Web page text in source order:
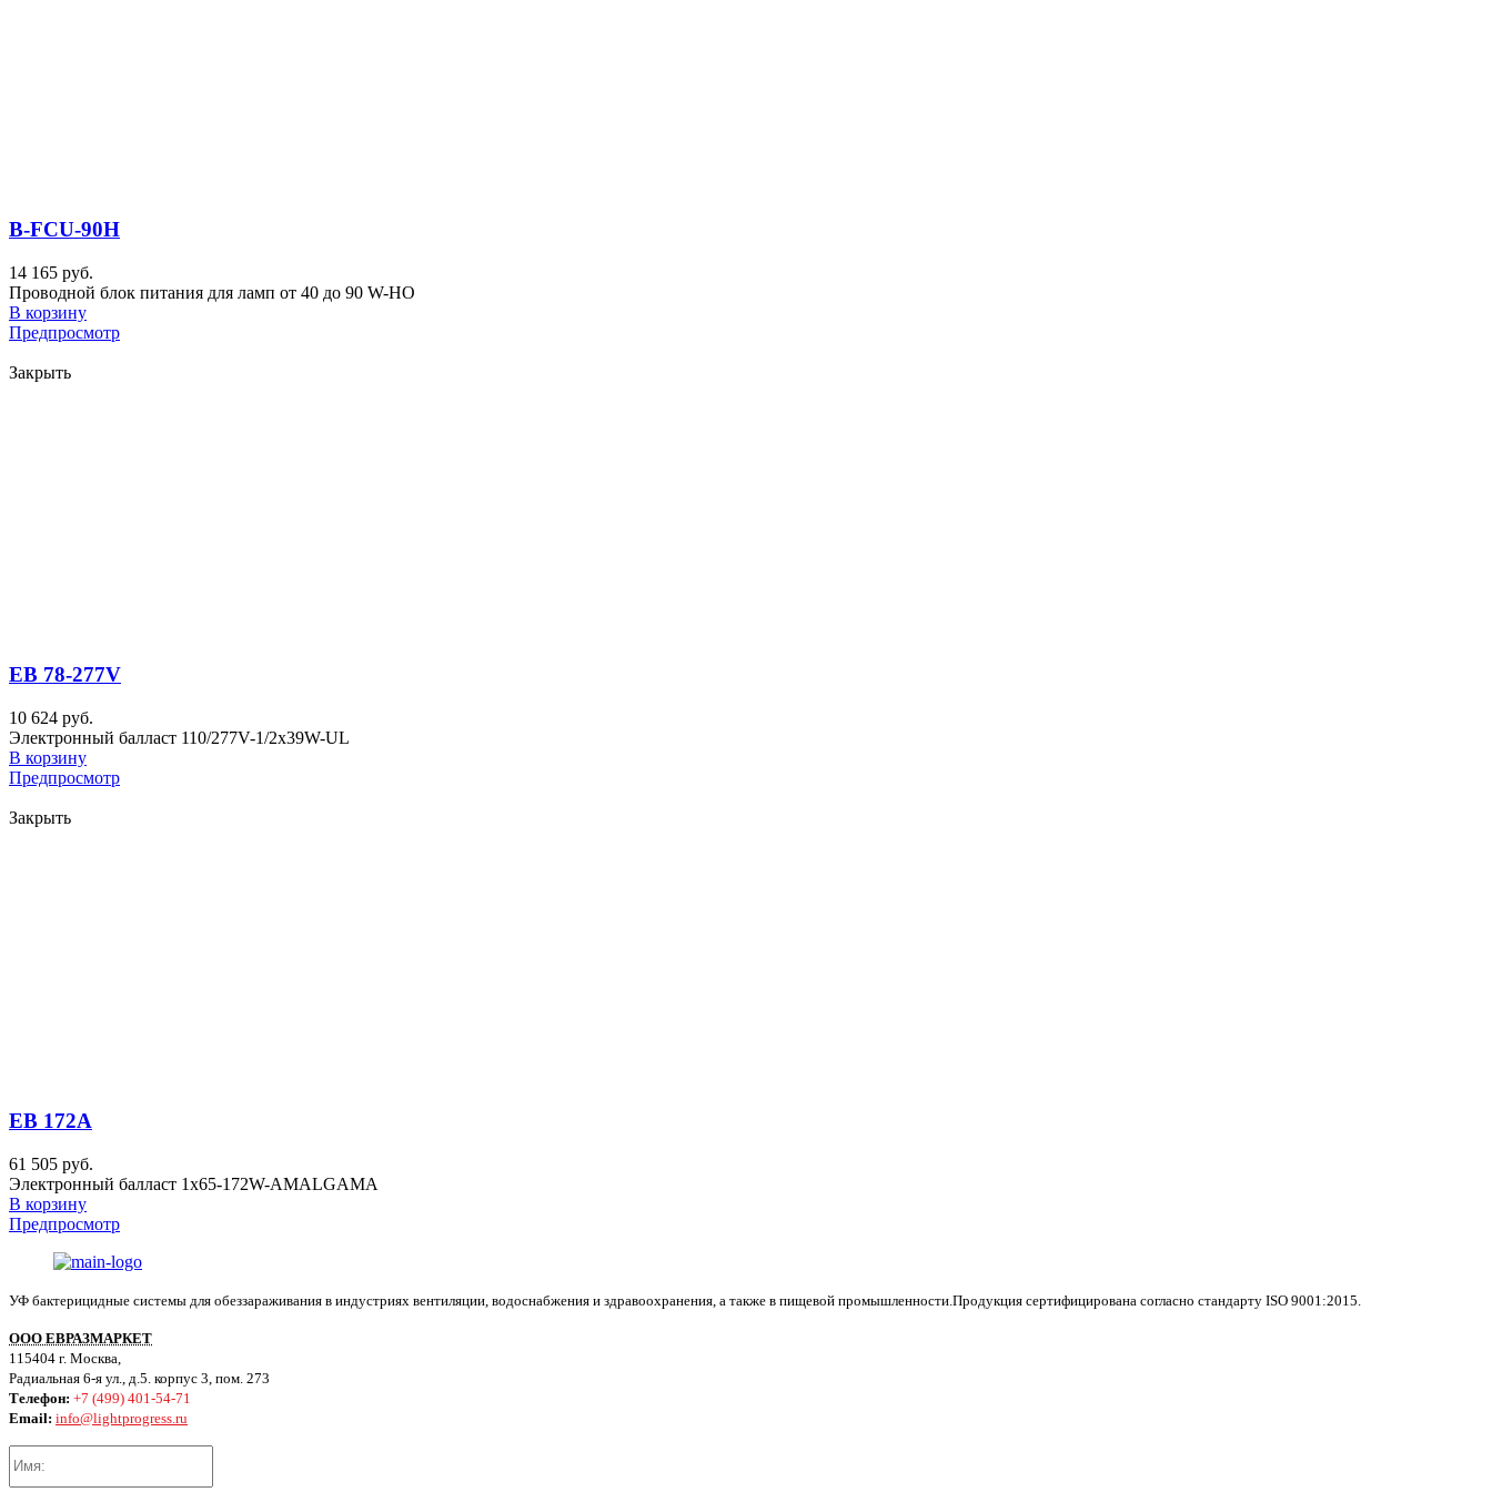
B-FCU-90H
14 165 руб.
Проводной блок питания для ламп от 40 до 90 W-HO
В корзину
Предпросмотр
Закрыть
EB 78-277V
10 624 руб.
Электронный балласт 110/277V-1/2x39W-UL
В корзину
Предпросмотр
Закрыть
EB 172A
61 505 руб.
Электронный балласт 1x65-172W-AMALGAMA
В корзину
Предпросмотр
УФ бактерицидные системы для обеззараживания в индустриях вентиляции, водоснабжения и здравоохранения, а также в пищевой промышленности.Продукция сертифицирована согласно стандарту ISO 9001:2015.
ООО ЕВРАЗМАРКЕТ
115404 г. Москва,
Радиальная 6-я ул., д.5. корпус 3, пом. 273
Телефон: +7 (499) 401-54-71
Email: info@lightprogress.ru